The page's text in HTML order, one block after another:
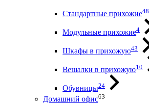
Стандартные прихожие48
Модульные прихожие4
Шкафы в прихожую43
Вешалки в прихожую10
Обувницы24
Домашний офис63